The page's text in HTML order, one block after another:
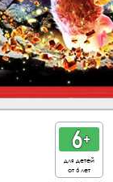
для детей
от 6 лет